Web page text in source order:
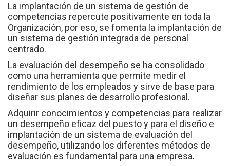
La implantación de un sistema de gestión de
competencias repercute positivamente en toda la
Organización, por eso, se fomenta la implantación de
un sistema de gestión integrada de personal
centrado.
La evaluación del desempeño se ha consolidado
como una herramienta que permite medir el
rendimiento de los empleados y sirve de base para
diseñar sus planes de desarrollo profesional.
Adquirir conocimientos y competencias para realizar
un desempeño eficaz del puesto y para el diseño e
implantación de un sistema de evaluación del
desempeño, utilizando los diferentes métodos de
evaluación es fundamental para una empresa.